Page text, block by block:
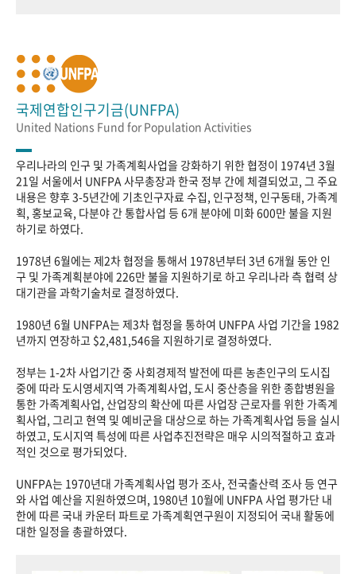
국제연합인구기금(UNFPA)
United Nations Fund for Population Activities
우리나라의 인구 및 가족계획사업을 강화하기 위한 협정이 1974년 3월
21일 서울에서 UNFPA 사무총장과 한국 정부 간에 체결되었고, 그 주요
내용은 향후 3-5년간에 기초인구자료 수집, 인구정책, 인구동태, 가족계
획, 홍보교육, 다분야 간 통합사업 등 6개 분야에 미화 600만 불을 지원
하기로 하였다.
1978년 6월에는 제2차 협정을 통해서 1978년부터 3년 6개월 동안 인
구 및 가족계획분야에 226만 불을 지원하기로 하고 우리나라 측 협력 상
대기관을 과학기술처로 결정하였다.
1980년 6월 UNFPA는 제3차 협정을 통하여 UNFPA 사업 기간을 1982
년까지 연장하고 $2,481,546을 지원하기로 결정하였다.
정부는 1-2차 사업기간 중 사회경제적 발전에 따른 농촌인구의 도시집
중에 따라 도시영세지역 가족계획사업, 도시 중산층을 위한 종합병원을
통한 가족계획사업, 산업장의 확산에 따른 사업장 근로자를 위한 가족계
획사업, 그리고 현역 및 예비군을 대상으로 하는 가족계획사업 등을 실시
하였고, 도시지역 특성에 따른 사업추진전략은 매우 시의적절하고 효과
적인 것으로 평가되었다.
UNFPA는 1970년대 가족계획사업 평가 조사, 전국출산력 조사 등 연구
와 사업 예산을 지원하였으며, 1980년 10월에 UNFPA 사업 평가단 내
한에 따른 국내 카운터 파트로 가족계획연구원이 지정되어 국내 활동에
대한 일정을 총괄하였다.